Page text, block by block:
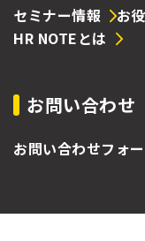
セミナー情報 お
HR NOTEとは
お問い合わせ
お問い合わせフォ